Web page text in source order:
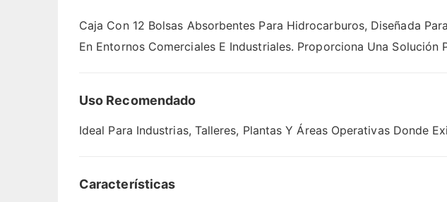
Caja Con 12 Bolsas Absorbentes Para Hidrocarburos, Diseñada
En Entornos Comerciales E Industriales. Proporciona Una
Uso Recomendado
Ideal Para Industrias, Talleres, Plantas Y Áreas Operativas Donde
Características